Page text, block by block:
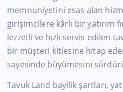
memnuniyetini esas alan
girişimcilere kârlı bir yatırım
lezzetli ve hızlı servis edilen
bir müşteri kitlesine hitap
sayesinde büyümesini
Tavuk Land bayilik şartları,